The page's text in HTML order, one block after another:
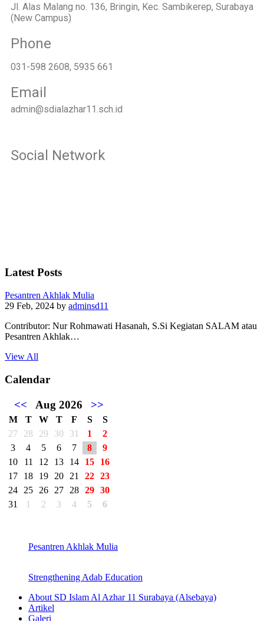
Jl. Alas Malang no. 136, Bringin, Kec. Sambikerep, Surabaya
(New Campus)
Phone
031-598 2608, 5935 661
Email
admin@sdialazhar11.sch.id
Social Network
Latest Posts
Pesantren Akhlak Mulia
29 Feb, 2024 by adminsd11
Contributor: Nur Rohmawati Hasanah, S.Si Kegiatan SALAM atau
Pesantren Akhlak…
View All
Calendar
<< Aug 2026 >>
M T W T F S
S
27
28 29 30 31 1
2
3
4 5 6 7 8
9
10
11 12 13 14 15
16
17
18 19 20 21 22 23
24 25 26 27 28 29 30
31
1 2 3 4 5 6
Pesantren Akhlak Mulia
Strengthening Adab Education
About SD Islam Al Azhar 11 Surabaya (Alsebaya)
Artikel
Galeri